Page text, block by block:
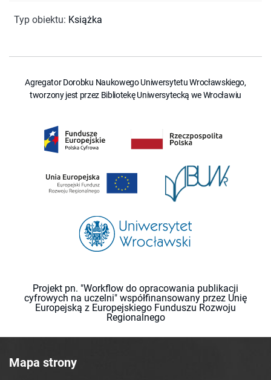
Typ obiektu: Książka
Agregator Dorobku Naukowego Uniwersytetu Wrocławskiego,
tworzony jest przez Bibliotekę Uniwersytecką we Wrocławiu
Projekt pn. "Workflow do opracowania publikacji
cyfrowych na uczelni" współfinansowany przez Unię
Europejską z Europejskiego Funduszu Rozwoju
Regionalnego
Mapa strony